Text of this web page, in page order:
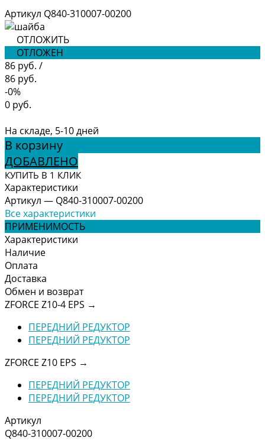
Артикул Q840-310007-00200
ОТЛОЖИТЬ
ОТЛОЖЕН
86 руб. /
86 руб.
-0%
0 руб.
На складе, 5-10 дней
В корзину
ДОБАВЛЕНО
КУПИТЬ В 1 КЛИК
Характеристики
Артикул — Q840-310007-00200
Все характеристики
ПРИМЕНИМОСТЬ
Характеристики
Наличие
Оплата
Доставка
Обмен и возврат
ZFORCE Z10-4 EPS →
ПЕРЕДНИЙ РЕДУКТОР
ПЕРЕДНИЙ РЕДУКТОР
ZFORCE Z10 EPS →
ПЕРЕДНИЙ РЕДУКТОР
ПЕРЕДНИЙ РЕДУКТОР
Артикул
Q840-310007-00200